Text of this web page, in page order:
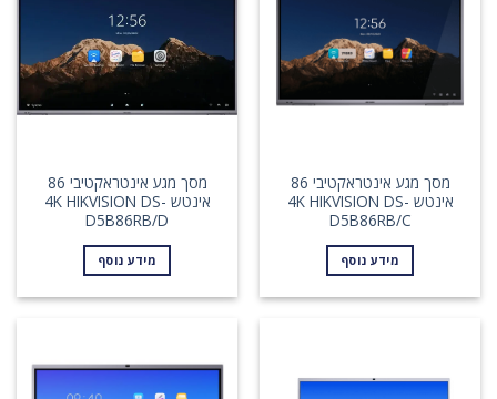
מסך מגע אינטראקטיבי 86
אינטש 4K HIKVISION DS-
D5B86RB/C
מידע נוסף
מסך מגע אינטראקטיבי 86
אינטש 4K HIKVISION DS-
D5B86RB/D
מידע נוסף